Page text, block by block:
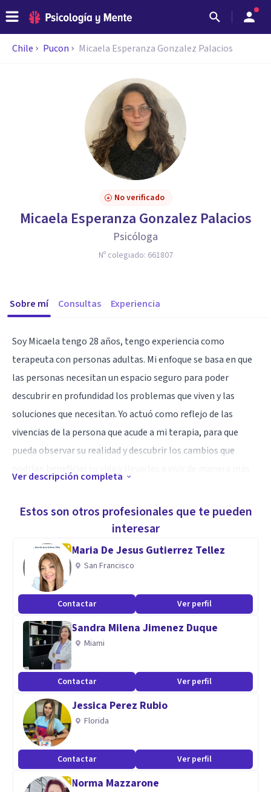
Chile Pucon Micaela Esperanza Gonzalez Palacios
No verificado
Micaela Esperanza Gonzalez Palacios
Psicóloga
Nº colegiado: 661807
Sobre mí Consultas Experiencia
Soy Micaela tengo 28 años, tengo experiencia como
terapeuta con personas adultas. Mi enfoque se basa en que
las personas necesitan un espacio seguro para poder
descubrir en profundidad los problemas que viven y las
soluciones que necesitan. Yo actuó como reflejo de las
vivencias de la persona que acude a mi terapia, para que
pueda observar su realidad y descubrir los cambios que
y emocionales muchas veces tienen que ver con poco
autocuidado y una dificultad para detectar las necesidades
personales. En terapia podemos descubrir que es lo mejor
para ti y como gestionarlo.
Ver descripción completa
Estos son otros profesionales que te pueden
interesar
Maria De Jesus Gutierrez Tellez
San Francisco
Contactar Ver perfil
Sandra Milena Jimenez Duque
Miami
Contactar Ver perfil
Jessica Perez Rubio
Florida
Contactar Ver perfil
Norma Mazzarone